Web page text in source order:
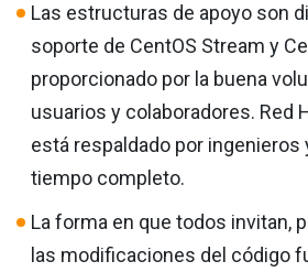
Las estructuras de apoyo son
soporte de CentOS Stream y
proporcionado por la buena
usuarios y colaboradores. Red
está respaldado por ingenieros
tiempo completo.
La forma en que todos invitan,
las modificaciones del código